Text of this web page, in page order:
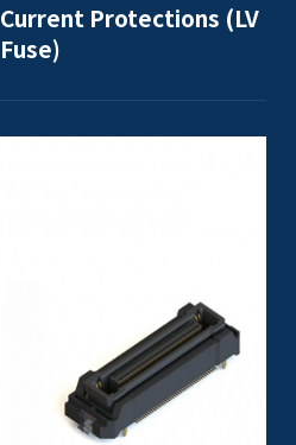
Protections (LV
Fuse)